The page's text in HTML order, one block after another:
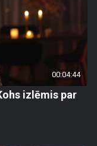
00:04:44
izlēmis par